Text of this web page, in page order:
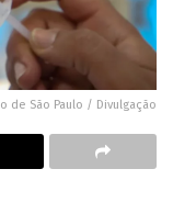
de São Paulo / Divulgação